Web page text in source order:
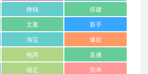
挣钱 搭建
文案 新手
淘宝 爆款
电商 直播
稳定 简单